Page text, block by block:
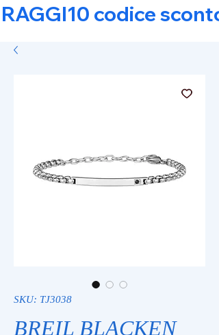
RAGGI10 codice
SKU: TJ3038
BREIL BLACKEN